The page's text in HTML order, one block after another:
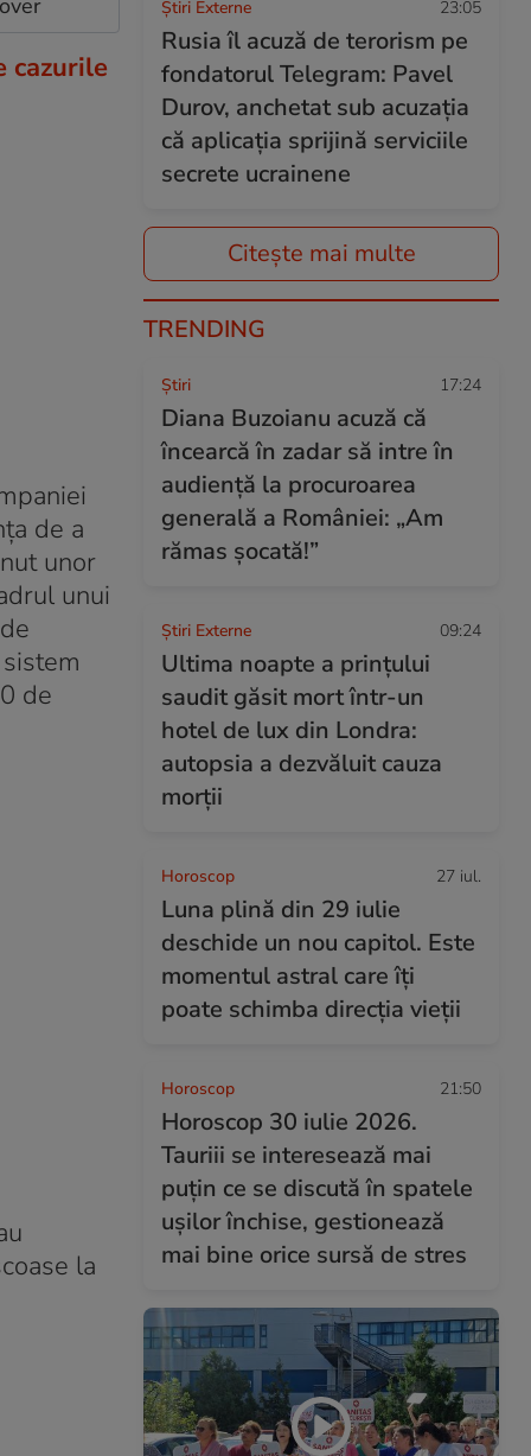
cazurile
de a
unor
unui
de
la
Știri Externe 23:05
Rusia îl acuză de terorism pe
fondatorul Telegram: Pavel
Durov, anchetat sub acuzația
că aplicația sprijină serviciile
secrete ucrainene
Citește mai multe
TRENDING
Ştiri 17:24
Diana Buzoianu acuză că
încearcă în zadar să intre în
audiență la procuroarea
generală a României: „Am
rămas șocată!”
Știri Externe 09:24
Ultima noapte a prințului
saudit găsit mort într-un
hotel de lux din Londra:
autopsia a dezvăluit cauza
morții
Horoscop 27 iul.
Luna plină din 29 iulie
deschide un nou capitol. Este
momentul astral care îți
poate schimba direcția vieții
Horoscop 21:50
Horoscop 30 iulie 2026.
Tauriii se interesează mai
puțin ce se discută în spatele
ușilor închise, gestionează
mai bine orice sursă de stres